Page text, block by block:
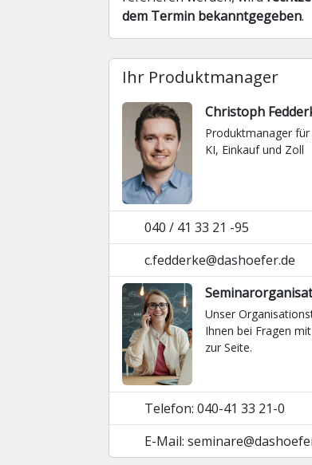
dem Termin bekanntgegeben.
Ihr Produktmanager
Christoph
Produktmanager
KI, Einkauf und Zoll
040 / 41 33 21 -95
c.fedderke@dashoefer.de
Unser
Ihnen bei Fragen
zur Seite.
Telefon: 040-41 33 21-0
E-Mail: